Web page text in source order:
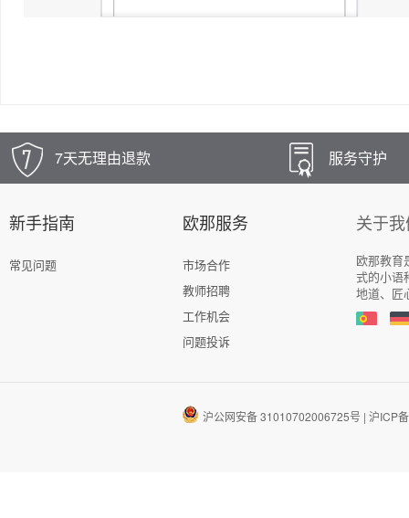
7天无理由退款 服务守护
新手指南
常见问题
欧那服务
市场合作
教师招聘
工作机会
问题投诉
关于
欧那教育
式的小语
地道、匠
沪公网安备 31010702006725号 | 沪ICP